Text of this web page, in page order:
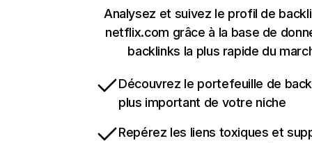
Analysez et suivez le profil de
netflix.com grâce à la base de
backlinks la plus rapide du
Découvrez le portefeuille de
plus important de votre niche
Repérez les liens toxiques et